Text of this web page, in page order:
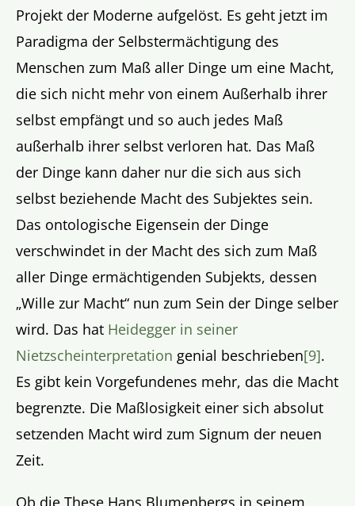
Projekt der Moderne aufgelöst. Es geht jetzt im
Paradigma der Selbstermächtigung des
Menschen zum Maß aller Dinge um eine Macht,
die sich nicht mehr von einem Außerhalb ihrer
selbst empfängt und so auch jedes Maß
außerhalb ihrer selbst verloren hat. Das Maß
der Dinge kann daher nur die sich aus sich
selbst beziehende Macht des Subjektes sein.
Das ontologische Eigensein der Dinge
verschwindet in der Macht des sich zum Maß
aller Dinge ermächtigenden Subjekts, dessen
„Wille zur Macht“ nun zum Sein der Dinge selber
wird. Das hat Heidegger in seiner
Nietzscheinterpretation genial beschrieben[9].
Es gibt kein Vorgefundenes mehr, das die Macht
begrenzte. Die Maßlosigkeit einer sich absolut
setzenden Macht wird zum Signum der neuen
Zeit.